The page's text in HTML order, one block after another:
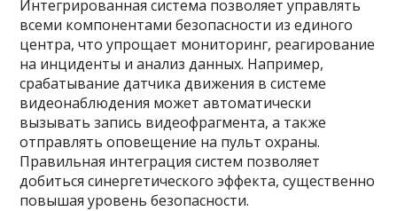
Интегрированная система позволяет управлять
всеми компонентами безопасности из единого
центра, что упрощает мониторинг, реагирование
на инциденты и анализ данных. Например,
срабатывание датчика движения в системе
видеонаблюдения может автоматически
вызывать запись видеофрагмента, а также
отправлять оповещение на пульт охраны.
Правильная интеграция систем позволяет
добиться синергетического эффекта, существенно
повышая уровень безопасности.